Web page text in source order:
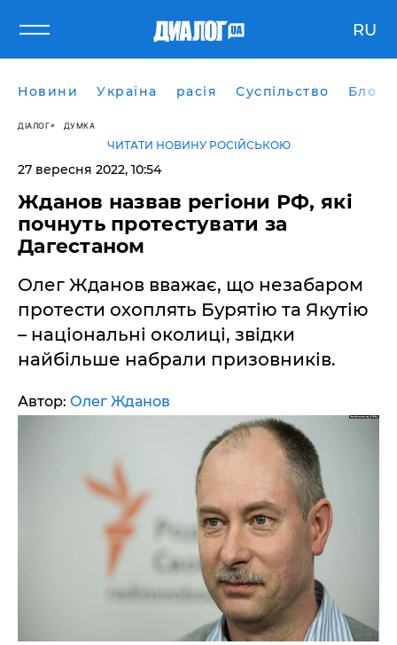
RU
Новини Україна расія Суспільство Блоги
ДІАЛОГ ДУМКА
ЧИТАТИ НОВИНУ РОСІЙСЬКОЮ
27 вересня 2022, 10:54
Жданов назвав регіони РФ, які
почнуть протестувати за
Дагестаном
Олег Жданов вважає, що незабаром
протести охоплять Бурятію та Якутію
– національні околиці, звідки
найбільше набрали призовників.
Автор: Олег Жданов